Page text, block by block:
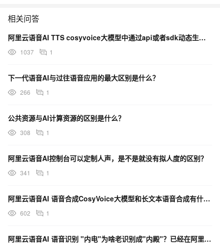
相关问答
阿里云语音AI TTS cosyvoice大模型中通过api或者sdk动态生成和刷新token收费？
1037 1
下一代语音AI与过往语音应用的最大区别是什么？
266 1
公共资源与AI计算资源的区别是什么？
308 1
阿里云语音AI控制台可以定制人声，是不是就没有拟人度的区别？
341 1
阿里云语音AI 语音合成CosyVoice大模型和长文本语音合成有什么区别？
602 1
阿里云语音AI 语音识别 "内电"为啥老识别成"内殿"？已经在阿里云语音库添加"内电"去训练了